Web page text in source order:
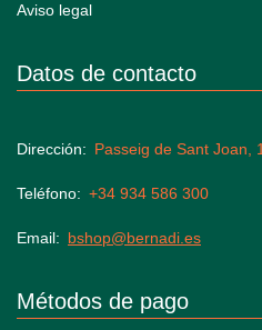
Aviso legal
Datos de contacto
Dirección Passeig de Sant Joan,
Teléfono +34 934 586 300
Email bshop@bernadi.es
Métodos de pago